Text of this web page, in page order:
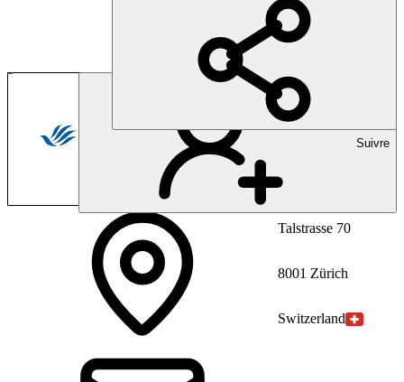
Suivre
Wegweisende
Talstrasse 70
8001 Zürich
Switzerland